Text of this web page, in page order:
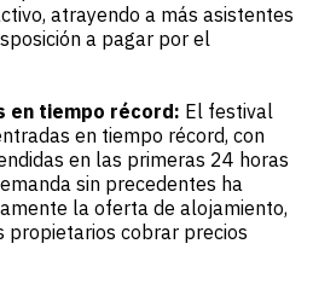
atrayendo a más asistentes
a pagar por el
en tiempo récord: El festival
en tiempo récord, con
en las primeras 24 horas
sin precedentes ha
la oferta de alojamiento,
propietarios cobrar precios